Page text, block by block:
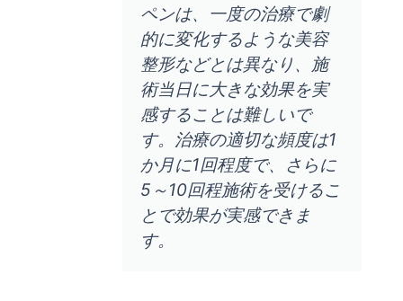
ペンは、一度の治療で劇
的に変化するような美容
整形などとは異なり、施
術当日に大きな効果を実
感することは難しいで
す。治療の適切な頻度は1
か月に1回程度で、さらに
5～10回程施術を受けるこ
とで効果が実感できま
す。